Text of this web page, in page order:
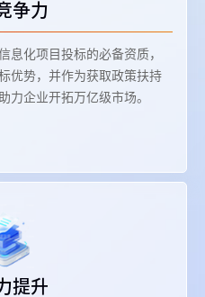
争力‌
息化项目投标的必备资质，
优势，并作为获取政策扶持
力企业开拓万亿级市场。
提升‌